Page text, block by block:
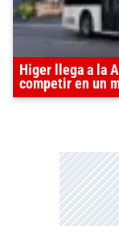
Higer llega a la
competir en un